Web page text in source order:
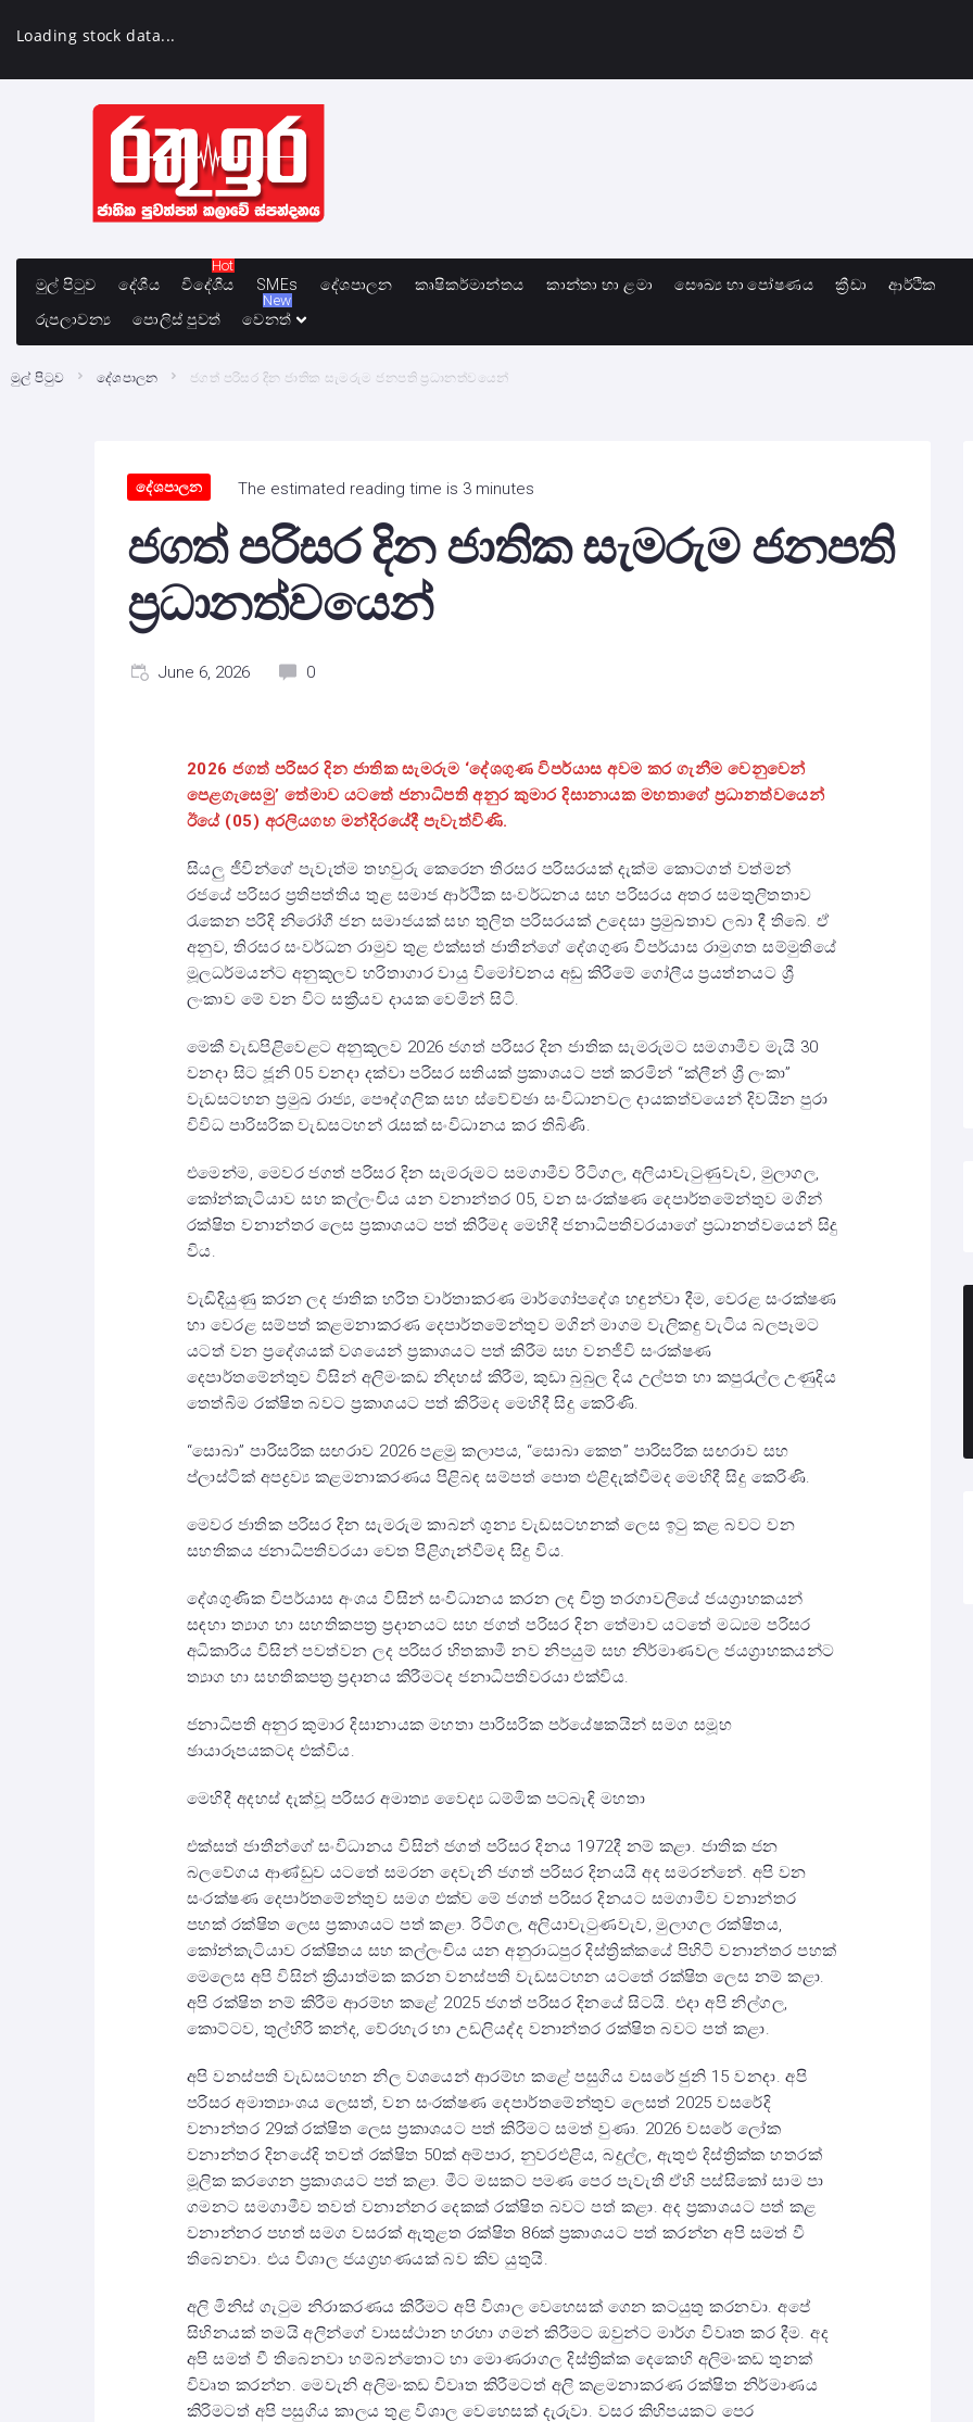
Loading stock data...
මුල් පිටුව දේශීය විදේශීය
Hot
SMEs
දේශපාලන කෘෂිකර්මාන්තය කාන්තා හා ළමා සෞඛ්‍ය හා පෝෂණය ක්‍රීඩා
ආර්ථික
රුපලාවන්‍ය
පොලිස් පුවත් වෙනත්
New
මුල් පිටුව දේශපාලන ජගත් පරිසර දින ජාතික සැමරුම ජනපති ප්‍රධානත්වයෙන්
දේශපාලන The estimated reading time is 3 minutes
ජගත් පරිසර දින ජාතික සැමරුම ජනපති
ප්‍රධානත්වයෙන්
June 6, 2026 0
2026 ජගත් පරිසර දින ජාතික සැමරුම ‘දේශගුණ විපර්යාස අවම කර ගැනීම වෙනුවෙන්
පෙළගැසෙමු’ තේමාව යටතේ ජනාධිපති අනුර කුමාර දිසානායක මහතාගේ ප්‍රධානත්වයෙන්
ඊයේ (05) අරලියගහ මන්දිරයේදී පැවැත්විණි.
සියලු ජීවින්ගේ පැවැත්ම තහවුරු කෙරෙන තිරසර පරිසරයක් දැක්ම කොටගත් වත්මන්
රජයේ පරිසර ප්‍රතිපත්තිය තුළ සමාජ ආර්ථික සංවර්ධනය සහ පරිසරය අතර සමතුලිතතාව
රැකෙන පරිදි නිරෝගී ජන සමාජයක් සහ තුලිත පරිසරයක් උදෙසා ප්‍රමුඛතාව ලබා දී තිබේ. ඒ
අනුව, තිරසර සංවර්ධන රාමුව තුළ එක්සත් ජාතීන්ගේ දේශගුණ විපර්යාස රාමුගත සම්මුතියේ
මූලධර්මයන්ට අනුකූලව හරිතාගාර වායු විමෝචනය අඩු කිරීමේ ගෝලීය ප්‍රයත්නයට ශ්‍රී
ලංකාව මේ වන විට සක්‍රීයව දායක වෙමින් සිටි.
මෙකී වැඩපිළිවෙළට අනුකූලව 2026 ජගත් පරිසර දින ජාතික සැමරුමට සමගාමීව මැයි 30
වනදා සිට ජූනි 05 වනදා දක්වා පරිසර සතියක් ප්‍රකාශයට පත් කරමින් “ක්ලීන් ශ්‍රී ලංකා”
වැඩසටහන ප්‍රමුඛ රාජ්‍ය, පෞද්ගලික සහ ස්වේච්ඡා සංවිධානවල දායකත්වයෙන් දිවයින පුරා
විවිධ පාරිසරික වැඩසටහන් රැසක් සංවිධානය කර තිබිණි.
එමෙන්ම, මෙවර ජගත් පරිසර දින සැමරුමට සමගාමීව රිටිගල, අලියාවැටුණුවැව, මුලාගල,
කෝන්කැටියාව සහ කල්ලංචිය යන වනාන්තර 05, වන සංරක්ෂණ දෙපාර්තමේන්තුව මගින්
රක්ෂිත වනාන්තර ලෙස ප්‍රකාශයට පත් කිරීමද මෙහිදී ජනාධිපතිවරයාගේ ප්‍රධානත්වයෙන් සිදු
විය.
වැඩිදියුණු කරන ලද ජාතික හරිත වාර්තාකරණ මාර්ගෝපදේශ හඳුන්වා දීම, වෙරළ සංරක්ෂණ
හා වෙරළ සම්පත් කළමනාකරණ දෙපාර්තමේන්තුව මගින් මාගම වැලිකඳු වැටිය බලපෑමට
යටත් වන ප්‍රදේශයක් වශයෙන් ප්‍රකාශයට පත් කිරීම සහ වනජීවි සංරක්ෂණ
දෙපාර්තමේන්තුව විසින් අලිමංකඩ නිදහස් කිරීම, කුඩා බුබුල දිය උල්පත හා කපුරැල්ල උණුදිය
තෙත්බිම රක්ෂිත බවට ප්‍රකාශයට පත් කිරිමද මෙහිදී සිදු කෙරිණි.
“සොබා” පාරිසරික සඟරාව 2026 පළමු කලාපය, “සොබා කෙත” පාරිසරික සඟරාව සහ
ප්ලාස්ටික් අපද්‍රව්‍ය කළමනාකරණය පිළිබඳ සම්පත් පොත එළිදැක්වීමද මෙහිදී සිදු කෙරිණි.
මෙවර ජාතික පරිසර දින සැමරුම කාබන් ශුන්‍ය වැඩසටහනක් ලෙස ඉටු කළ බවට වන
සහතිකය ජනාධිපතිවරයා වෙත පිළිගැන්වීමද සිදු විය.
දේශගුණික විපර්යාස අංශය විසින් සංවිධානය කරන ලද චිත්‍ර තරගාවලියේ ජයග්‍රාහකයන්
සඳහා ත්‍යාග හා සහතිකපත්‍ර ප්‍රදානයට සහ ජගත් පරිසර දින තේමාව යටතේ මධ්‍යම පරිසර
අධිකාරිය විසින් පවත්වන ලද පරිසර හිතකාමී නව නිපයුම් සහ නිර්මාණවල ජයග්‍රාහකයන්ට
ත්‍යාග හා සහතිකපත්‍ර ප්‍රදානය කිරීමටද ජනාධිපතිවරයා එක්විය.
ජනාධිපති අනුර කුමාර දිසානායක මහතා පාරිසරික පර්යේෂකයින් සමග සමූහ
ඡායාරූපයකටද එක්විය.
මෙහිදී අදහස් දැක්වූ පරිසර අමාත්‍ය වෛද්‍ය ධම්මික පටබැඳි මහතා
එක්සත් ජාතීන්ගේ සංවිධානය විසින් ජගත් පරිසර දිනය 1972දී නම් කළා. ජාතික ජන
බලවේගය ආණ්ඩුව යටතේ සමරන දෙවැනි ජගත් පරිසර දිනයයි අද සමරන්නේ. අපි වන
සංරක්ෂණ දෙපාර්තමේන්තුව සමග එක්ව මේ ජගත් පරිසර දිනයට සමගාමීව වනාන්තර
පහක් රක්ෂිත ලෙස ප්‍රකාශයට පත් කළා. රිටිගල, අලියාවැටුණවැව, මුලාගල රක්ෂිතය,
කෝන්කැටියාව රක්ෂිතය සහ කල්ලංචිය යන අනුරාධපුර දිස්ත්‍රික්කයේ පිහිටි වනාන්තර පහක්
මෙලෙස අපි විසින් ක්‍රියාත්මක කරන වනස්පති වැඩසටහන යටතේ රක්ෂිත ලෙස නම් කළා.
අපි රක්ෂිත නම් කිරීම ආරම්භ කළේ 2025 ජගත් පරිසර දිනයේ සිටයි. එදා අපි නිල්ගල,
කොට්ටව, තුල්හිරි කන්ද, වේරහැර හා උඩලියද්ද වනාන්තර රක්ෂිත බවට පත් කළා.
අපි වනස්පති වැඩසටහන නිල වශයෙන් ආරම්භ කළේ පසුගිය වසරේ ජුනි 15 වනදා. අපි
පරිසර අමාත්‍යාංශය ලෙසත්, වන සංරක්ෂණ දෙපාර්තමේන්තුව ලෙසත් 2025 වසරේදි
වනාන්තර 29ක් රක්ෂිත ලෙස ප්‍රකාශයට පත් කිරිමට සමත් වුණා. 2026 වසරේ ලෝක
වනාන්තර දිනයේදි තවත් රක්ෂිත 50ක් අම්පාර, නුවරඑළිය, බදුල්ල, ඇතුළු දිස්ත්‍රික්ක හතරක්
මූලික කරගෙන ප්‍රකාශයට පත් කළා. මීට මසකට පමණ පෙර පැවැති ඒහි පස්සිකෝ සාම පා
ගමනට සමගාමීව තවත් වනාන්නර දෙකක් රක්ෂිත බවට පත් කළා. අද ප්‍රකාශයට පත් කළ
වනාන්නර පහත් සමග වසරක් ඇතුළත රක්ෂිත 86ක් ප්‍රකාශයට පත් කරන්න අපි සමත් වී
තිබෙනවා. එය විශාල ජයග්‍රහණයක් බව කිව යුතුයි.
අලි මිනිස් ගැටුම නිරාකරණය කිරීමට අපි විශාල වෙහෙසක් ගෙන කටයුතු කරනවා. අපේ
සිහිනයක් තමයි අලින්ගේ වාසස්ථාන හරහා ගමන් කිරීමට ඔවුන්ට මාර්ග විවෘත කර දීම. අද
අපි සමත් වී තිබෙනවා හම්බන්තොට හා මොණරාගල දිස්ත්‍රික්ක දෙකෙහි අලිමංකඩ තුනක්
විවෘත කරන්න. මෙවැනි අලිමංකඩ විවෘත කිරීමටත් අලි කළමනාකරණ රක්ෂිත නිර්මාණය
කිරිමටත් අපි පසුගිය කාලය තුළ විශාල වෙහෙසක් දැරුවා. වසර කිහිපයකට පෙර